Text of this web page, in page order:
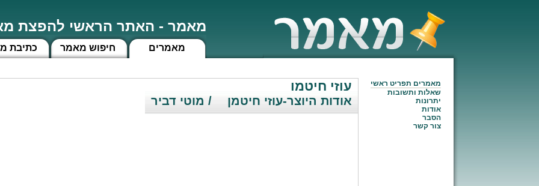
מאמר - האתר הראשי להפצת
כתיבת חיפוש מאמר מאמרים
עוזי חיטמן
אודות היוצר-עוזי חיטמן / מוטי דביר
מאמרים תפריט ראשי
שאלות ותשובות
יתרונות
אודות
הסבר
צור קשר